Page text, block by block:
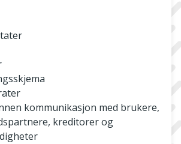
kommunikasjon med brukere,
kreditorer og